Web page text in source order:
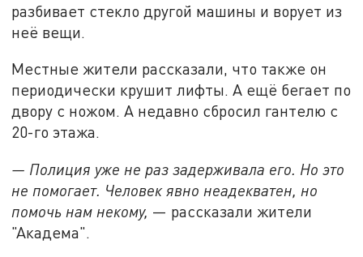
разбивает стекло другой машины и ворует из
неё вещи.
Местные жители рассказали, что также он
периодически крушит лифты. А ещё бегает по
двору с ножом. А недавно сбросил гантелю с
20-го этажа.
— Полиция уже не раз задерживала его. Но это
не помогает. Человек явно неадекватен, но
помочь нам некому, — рассказали жители
"Академа".